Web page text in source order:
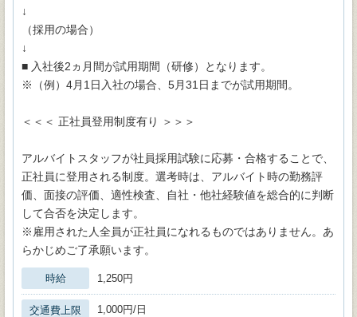
↓
（採用の場合）
↓
■ 入社後2ヵ月間が試用期間（研修）となります。
※（例）4月1日入社の場合、5月31日までが試用期間。
＜＜＜ 正社員登用制度有り ＞＞＞
アルバイトスタッフが社員採用試験に応募・合格することで、
正社員に登用される制度。選考時は、アルバイト時の勤務評
価、面接の評価、適性検査、自社・他社経験値を総合的に判断
して合否を決定します。
※雇用された人全員が正社員になれるものではありません。あ
らかじめご了承願います。
時給 1,250円
交通費上限 1,000円/日